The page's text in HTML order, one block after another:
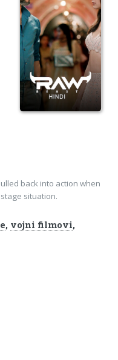
back into action when
situation.
, vojni filmovi,